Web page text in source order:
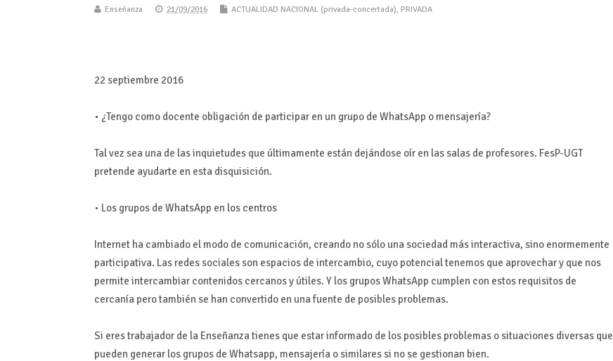
Enseñanza 21/09/2016 ACTUALIDAD NACIONAL (privada-concertada), PRIVADA
22 septiembre 2016
• ¿Tengo como docente obligación de participar en un grupo de WhatsApp o mensajería?
Tal vez sea una de las inquietudes que últimamente están dejándose oír en las salas de profesores. FesP-UGT
pretende ayudarte en esta disquisición.
• Los grupos de WhatsApp en los centros
Internet ha cambiado el modo de comunicación, creando no sólo una sociedad más interactiva, sino enormemente
participativa. Las redes sociales son espacios de intercambio, cuyo potencial tenemos que aprovechar y que nos
permite intercambiar contenidos cercanos y útiles. Y los grupos WhatsApp cumplen con estos requisitos de
cercanía pero también se han convertido en una fuente de posibles problemas.
Si eres trabajador de la Enseñanza tienes que estar informado de los posibles problemas o situaciones diversas que
pueden generar los grupos de Whatsapp, mensajería o similares si no se gestionan bien.